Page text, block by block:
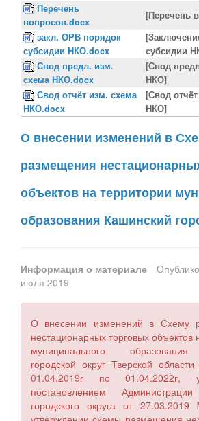
Перечень
вопросов.docx
[Перечень
закл. ОРВ порядок
субсидии НКО.docx
субсидии
Свод предл. изм.
схема НКО.docx
[Свод
НКО]
Свод отчёт изм. схема
НКО.docx
[Свод
НКО]
О внесении изменений в
размещения
объектов на территории
образования Кашинский
Информация о материале
июля 2019
О внесении изменений в Схему
нестационарных торговых объектов
муниципального
городской округ Тверской
01.04.2019г по 01.04.2022г,
постановлением
городского округа от